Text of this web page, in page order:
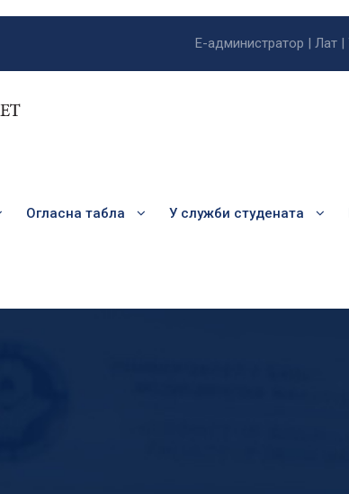
Е-администратор | Лат |
Огласна табла У служби студената